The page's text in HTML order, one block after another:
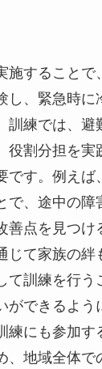
施することで
し、緊急時に
訓練では、避
役割分担を実
です。例えば
で、途中の障
善点を見つけ
じて家族の絆
て訓練を行う
できるよう
練にも参加す
、地域全体で